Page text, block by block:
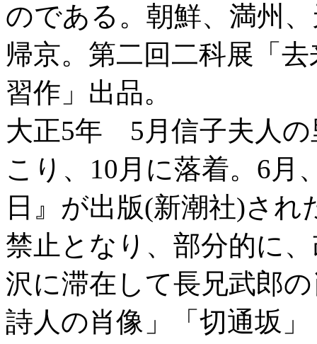
のである。朝鮮、満州
帰京。第二回二科展「
習作」出品。
大正5年 5月信子夫人の
こり、10月に落着。6月
日』が出版(新潮社)さ
禁止となり、部分的に
沢に滞在して長兄武郎
詩人の肖像」「切通坂